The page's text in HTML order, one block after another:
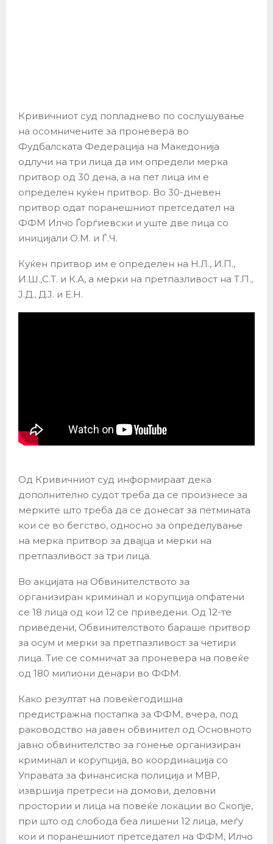
Кривичниот суд попладнево по сослушување
на осомничените за проневера во
Фудбалската Федерација на Македонија
одлучи на три лица да им определи мерка
притвор од 30 дена, а на пет лица им е
определен куќен притвор. Во 30-дневен
притвор одат поранешниот претседател на
ФФМ Илчо Ѓорѓиевски и уште две лица со
иницијали О.М. и Ѓ.Ч.
Куќен притвор им е определен на Н.Л., И.П.,
И.Ш.,С.Т. и К.А, а мерки на претпазливост на Т.П.,
Ј.Д., Д.Ј. и Е.Н.
Од Кривичниот суд информираат дека
дополнително судот треба да се произнесе за
мерките што треба да се донесат за петмината
кои се во бегство, односно за определување
на мерка притвор за двајца и мерки на
претпазливост за три лица.
Во акцијата на Обвинителството за
организиран криминал и корупција опфатени
се 18 лица од кои 12 се приведени. Од 12-те
приведени, Обвинителството бараше притвор
за осум и мерки за претпазливост за четири
лица. Тие се сомничат за проневера на повеќе
од 180 милиони денари во ФФМ.
Како резултат на повеќегодишна
предистражна постапка за ФФМ, вчера, под
раководство на јавен обвинител од Основното
јавно обвинителство за гонење организиран
криминал и корупција, во координација со
Управата за финансиска полиција и МВР,
извршија претреси на домови, деловни
простории и лица на повеќе локации во Скопје,
при што од слобода беа лишени 12 лица, меѓу
кои и поранешниот претседател на ФФМ, Илчо